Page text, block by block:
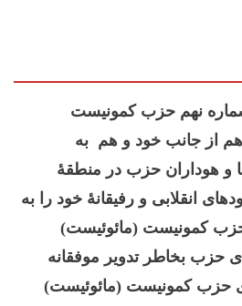
نهم حزب کمونیست
هم از جانب خود و هم به
و هوداران حزب در منطقۀ
انقلابی و رفیقانۀ خود را به
کمونیست (مائوئیست)
حزب بخاطر تدویر موفقانه
حزب کمونیست (مائوئیست)